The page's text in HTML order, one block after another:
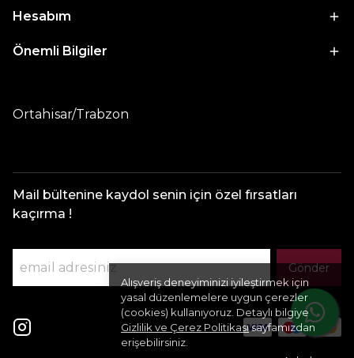
Alışveriş deneyiminizi iyileştirmek için
yasal düzenlemelere uygun çerezler
(cookies) kullanıyoruz. Detaylı bilgiye
Gizlilik ve Çerez Politikasısayfamızdan
erişebilirsiniz.
Hesabım
Önemli Bilgiler
Ortahisar/Trabzon
Mail bültenine kaydol senin için özel fırsatları
kaçırma !
Gönder